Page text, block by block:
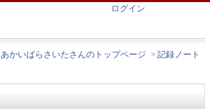
ログイン
あかいばらさいたさんのトップページ > 記録ノート